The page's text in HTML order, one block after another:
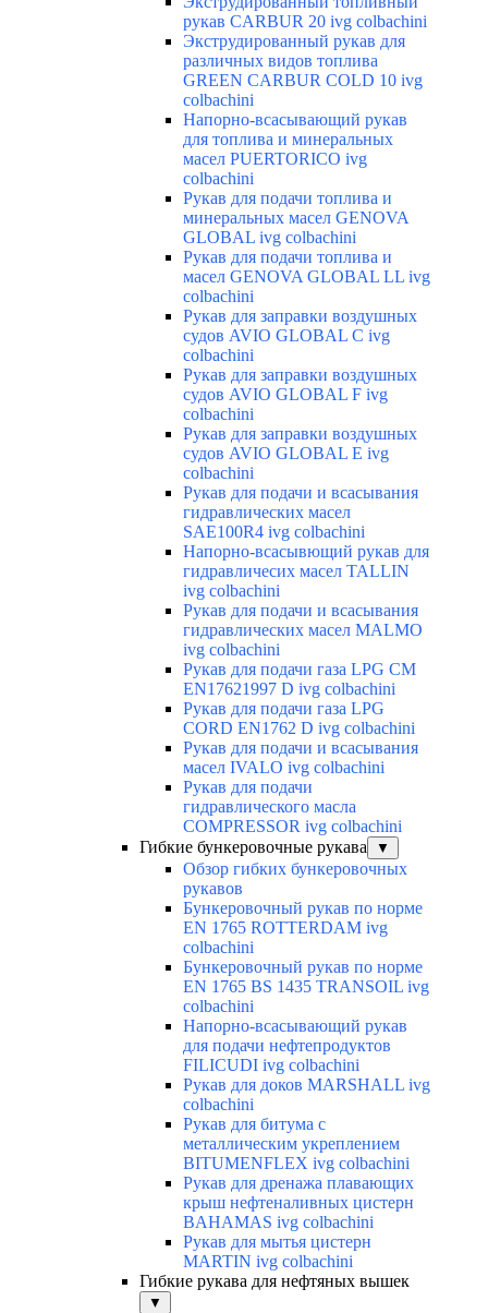
рукав CARBUR 20 ivg colbachini
Экструдированный рукав для
различных видов топлива
GREEN CARBUR COLD 10 ivg
colbachini
Напорно-всасывающий рукав
для топлива и минеральных
масел PUERTORICO ivg
colbachini
Рукав для подачи топлива и
минеральных масел GENOVA
GLOBAL ivg colbachini
Рукав для подачи топлива и
масел GENOVA GLOBAL LL ivg
colbachini
Рукав для заправки воздушных
судов AVIO GLOBAL C ivg
colbachini
Рукав для заправки воздушных
судов AVIO GLOBAL F ivg
colbachini
Рукав для заправки воздушных
судов AVIO GLOBAL E ivg
colbachini
Рукав для подачи и всасывания
гидравлических масел
SAE100R4 ivg colbachini
Напорно-всасывющий рукав для
гидравличесих масел TALLIN
ivg colbachini
Рукав для подачи и всасывания
гидравлических масел MALMO
ivg colbachini
Рукав для подачи газа LPG CM
EN17621997 D ivg colbachini
Рукав для подачи газа LPG
CORD EN1762 D ivg colbachini
Рукав для подачи и всасывания
масел IVALO ivg colbachini
Рукав для подачи
гидравлического масла
COMPRESSOR ivg colbachini
Гибкие бункеровочные рукава
▼
Обзор гибких бункеровочных
рукавов
Бункеровочный рукав по норме
EN 1765 ROTTERDAM ivg
colbachini
Бункеровочный рукав по норме
EN 1765 BS 1435 TRANSOIL ivg
colbachini
Напорно-всасывающий рукав
для подачи нефтепродуктов
FILICUDI ivg colbachini
Рукав для доков MARSHALL ivg
colbachini
Рукав для битума с
металлическим укреплением
BITUMENFLEX ivg colbachini
Рукав для дренажа плавающих
крыш нефтеналивных цистерн
BAHAMAS ivg colbachini
Рукав для мытья цистерн
MARTIN ivg colbachini
Гибкие рукава для нефтяных вышек
▼